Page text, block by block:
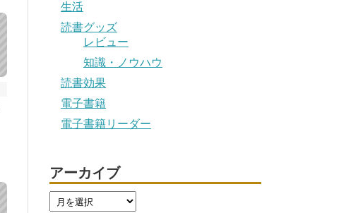
生活
読書グッズ
レビュー
知識・ノウハウ
読書効果
電子書籍
電子書籍リーダー
アーカイブ